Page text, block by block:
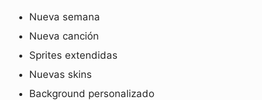
Nueva semana
Nueva canción
Sprites extendidas
Nuevas skins
Background personalizado